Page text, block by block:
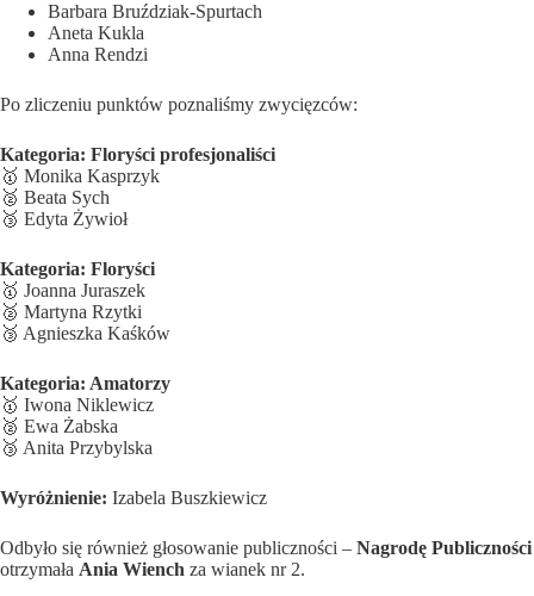
Barbara Bruździak-Spurtach
Aneta Kukla
Anna Rendzi
Po zliczeniu punktów poznaliśmy zwycięzców:
Kategoria: Floryści profesjonaliści
🥇 Monika Kasprzyk
🥈 Beata Sych
🥉 Edyta Żywioł
Kategoria: Floryści
🥇 Joanna Juraszek
🥈 Martyna Rzytki
🥉 Agnieszka Kaśków
Kategoria: Amatorzy
🥇 Iwona Niklewicz
🥈 Ewa Żabska
🥉 Anita Przybylska
Wyróżnienie: Izabela Buszkiewicz
Odbyło się również głosowanie publiczności – Nagrodę Publiczności
otrzymała Ania Wiench za wianek nr 2.